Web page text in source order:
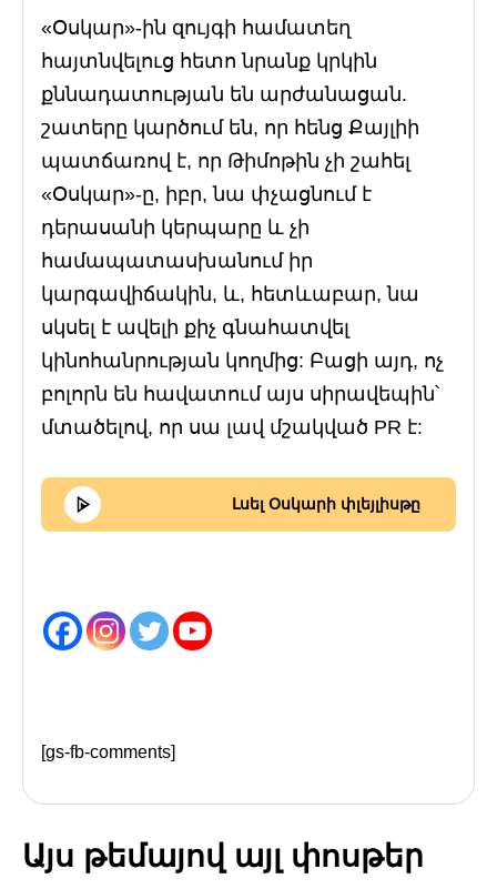
«Օսկար»-ին զույգի համատեղ
հայտնվելուց հետո նրանք կրկին
քննադատության են արժանացան.
շատերը կարծում են, որ հենց Քայլիի
պատճառով է, որ Թիմոթին չի շահել
«Օսկար»-ը, իբր, նա փչացնում է
դերասանի կերպարը և չի
համապատասխանում իր
կարգավիճակին, և, հետևաբար, նա
սկսել է ավելի քիչ գնահատվել
կինոհանրության կողմից: Բացի այդ, ոչ
բոլորն են հավատում այս սիրավեպին՝
մտածելով, որ սա լավ մշակված PR է:
Լսել Օսկարի փլեյլիսթը
[gs-fb-comments]
Այս թեմայով այլ փոսթեր